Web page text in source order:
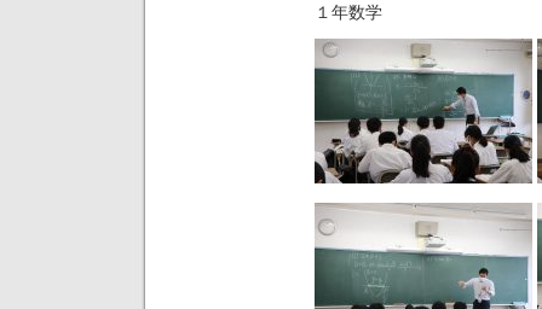
１年数学